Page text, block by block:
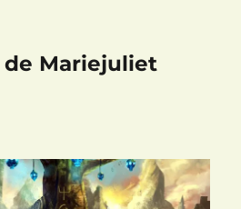
de Mariejuliet